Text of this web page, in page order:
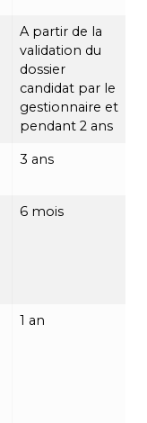
A partir de la
validation du
dossier
candidat par le
gestionnaire et
pendant 2 ans
3 ans
6 mois
1 an